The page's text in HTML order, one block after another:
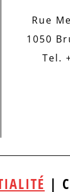
Rue
1050
Tel.
|